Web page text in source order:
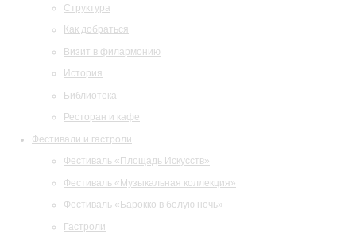
Структура
Как добраться
Визит в филармонию
История
Библиотека
Ресторан и кафе
Фестивали и гастроли
Фестиваль «Площадь Искусств»
Фестиваль «Музыкальная коллекция»
Фестиваль «Барокко в белую ночь»
Гастроли